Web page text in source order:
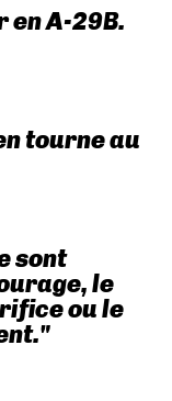
en A-29B.
tourne au
sont
le
ou le